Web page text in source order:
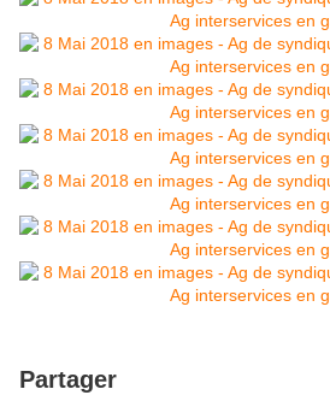
Partager